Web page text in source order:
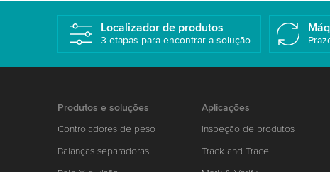
Localizador de produtos
3 etapas para encontrar a solução
Produtos e soluções
Controladores de peso
Balanças separadoras
Aplicações
Inspeção de produtos
Track and Trace